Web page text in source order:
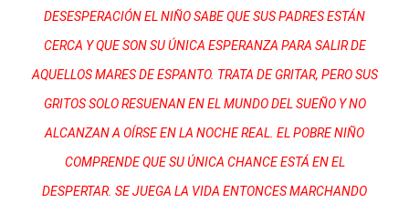
DESESPERACIÓN EL NIÑO SABE QUE SUS PADRES ESTÁN
CERCA Y QUE SON SU ÚNICA ESPERANZA PARA SALIR DE
AQUELLOS MARES DE ESPANTO. TRATA DE GRITAR, PERO SUS
GRITOS SOLO RESUENAN EN EL MUNDO DEL SUEÑO Y NO
ALCANZAN A OÍRSE EN LA NOCHE REAL. EL POBRE NIÑO
COMPRENDE QUE SU ÚNICA CHANCE ESTÁ EN EL
DESPERTAR. SE JUEGA LA VIDA ENTONCES MARCHANDO